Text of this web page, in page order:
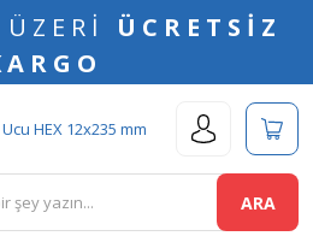
ÜCRETSİZ
ARA